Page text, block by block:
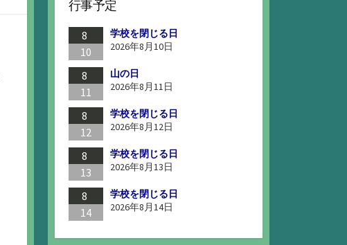
行事予定
8
10
学校を閉じる日
2026年8月10日
8
11
山の日
2026年8月11日
8
12
学校を閉じる日
2026年8月12日
8
13
学校を閉じる日
2026年8月13日
8
14
学校を閉じる日
2026年8月14日